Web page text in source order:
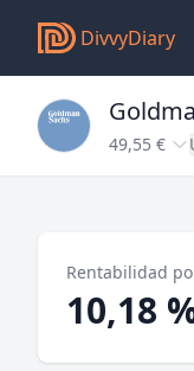
DivvyDiary
49,55 €
Rentabilidad
10,18